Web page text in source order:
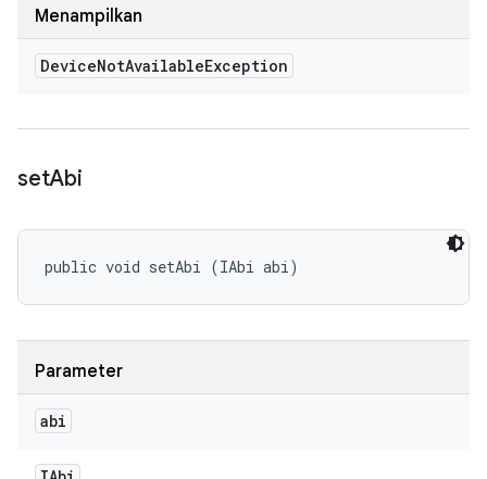
Menampilkan
DeviceNotAvailableException
setAbi
public void setAbi (IAbi abi)
Parameter
abi